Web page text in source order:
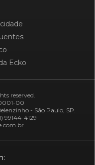
Ecko
reserved.
00
- São Paulo, SP.
99144-4129